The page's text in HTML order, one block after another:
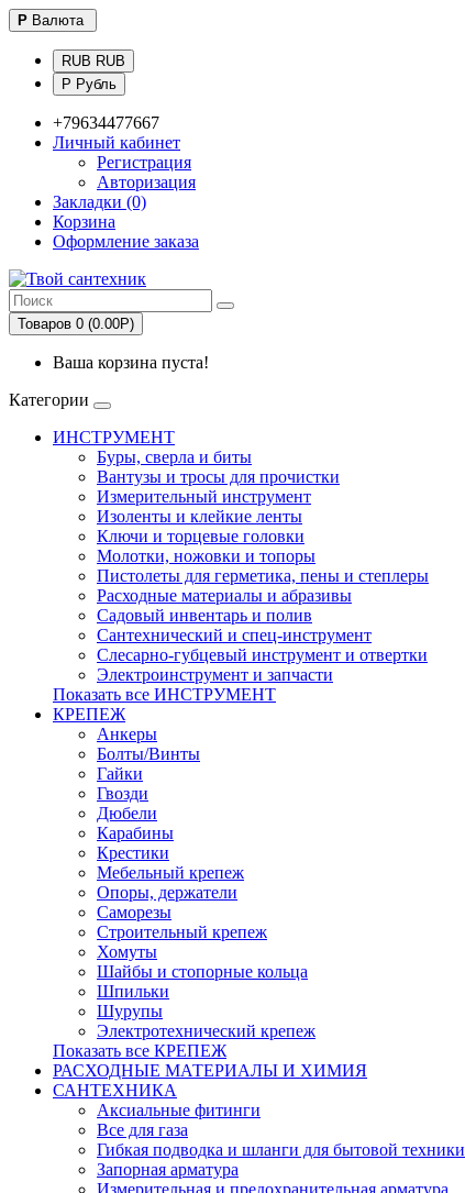
Р Валюта
RUB RUB
Р Рубль
+79634477667
Личный кабинет
Регистрация
Авторизация
Закладки (0)
Корзина
Оформление заказа
Товаров 0 (0.00Р)
Ваша корзина пуста!
Категории
ИНСТРУМЕНТ
Буры, сверла и биты
Вантузы и тросы для прочистки
Измерительный инструмент
Изоленты и клейкие ленты
Ключи и торцевые головки
Молотки, ножовки и топоры
Пистолеты для герметика, пены и степлеры
Расходные материалы и абразивы
Садовый инвентарь и полив
Сантехнический и спец-инструмент
Слесарно-губцевый инструмент и отвертки
Электроинструмент и запчасти
Показать все ИНСТРУМЕНТ
КРЕПЕЖ
Анкеры
Болты/Винты
Гайки
Гвозди
Дюбели
Карабины
Крестики
Мебельный крепеж
Опоры, держатели
Саморезы
Строительный крепеж
Хомуты
Шайбы и стопорные кольца
Шпильки
Шурупы
Электротехнический крепеж
Показать все КРЕПЕЖ
РАСХОДНЫЕ МАТЕРИАЛЫ И ХИМИЯ
САНТЕХНИКА
Аксиальные фитинги
Все для газа
Гибкая подводка и шланги для бытовой техники
Запорная арматура
Измерительная и предохранительная арматура